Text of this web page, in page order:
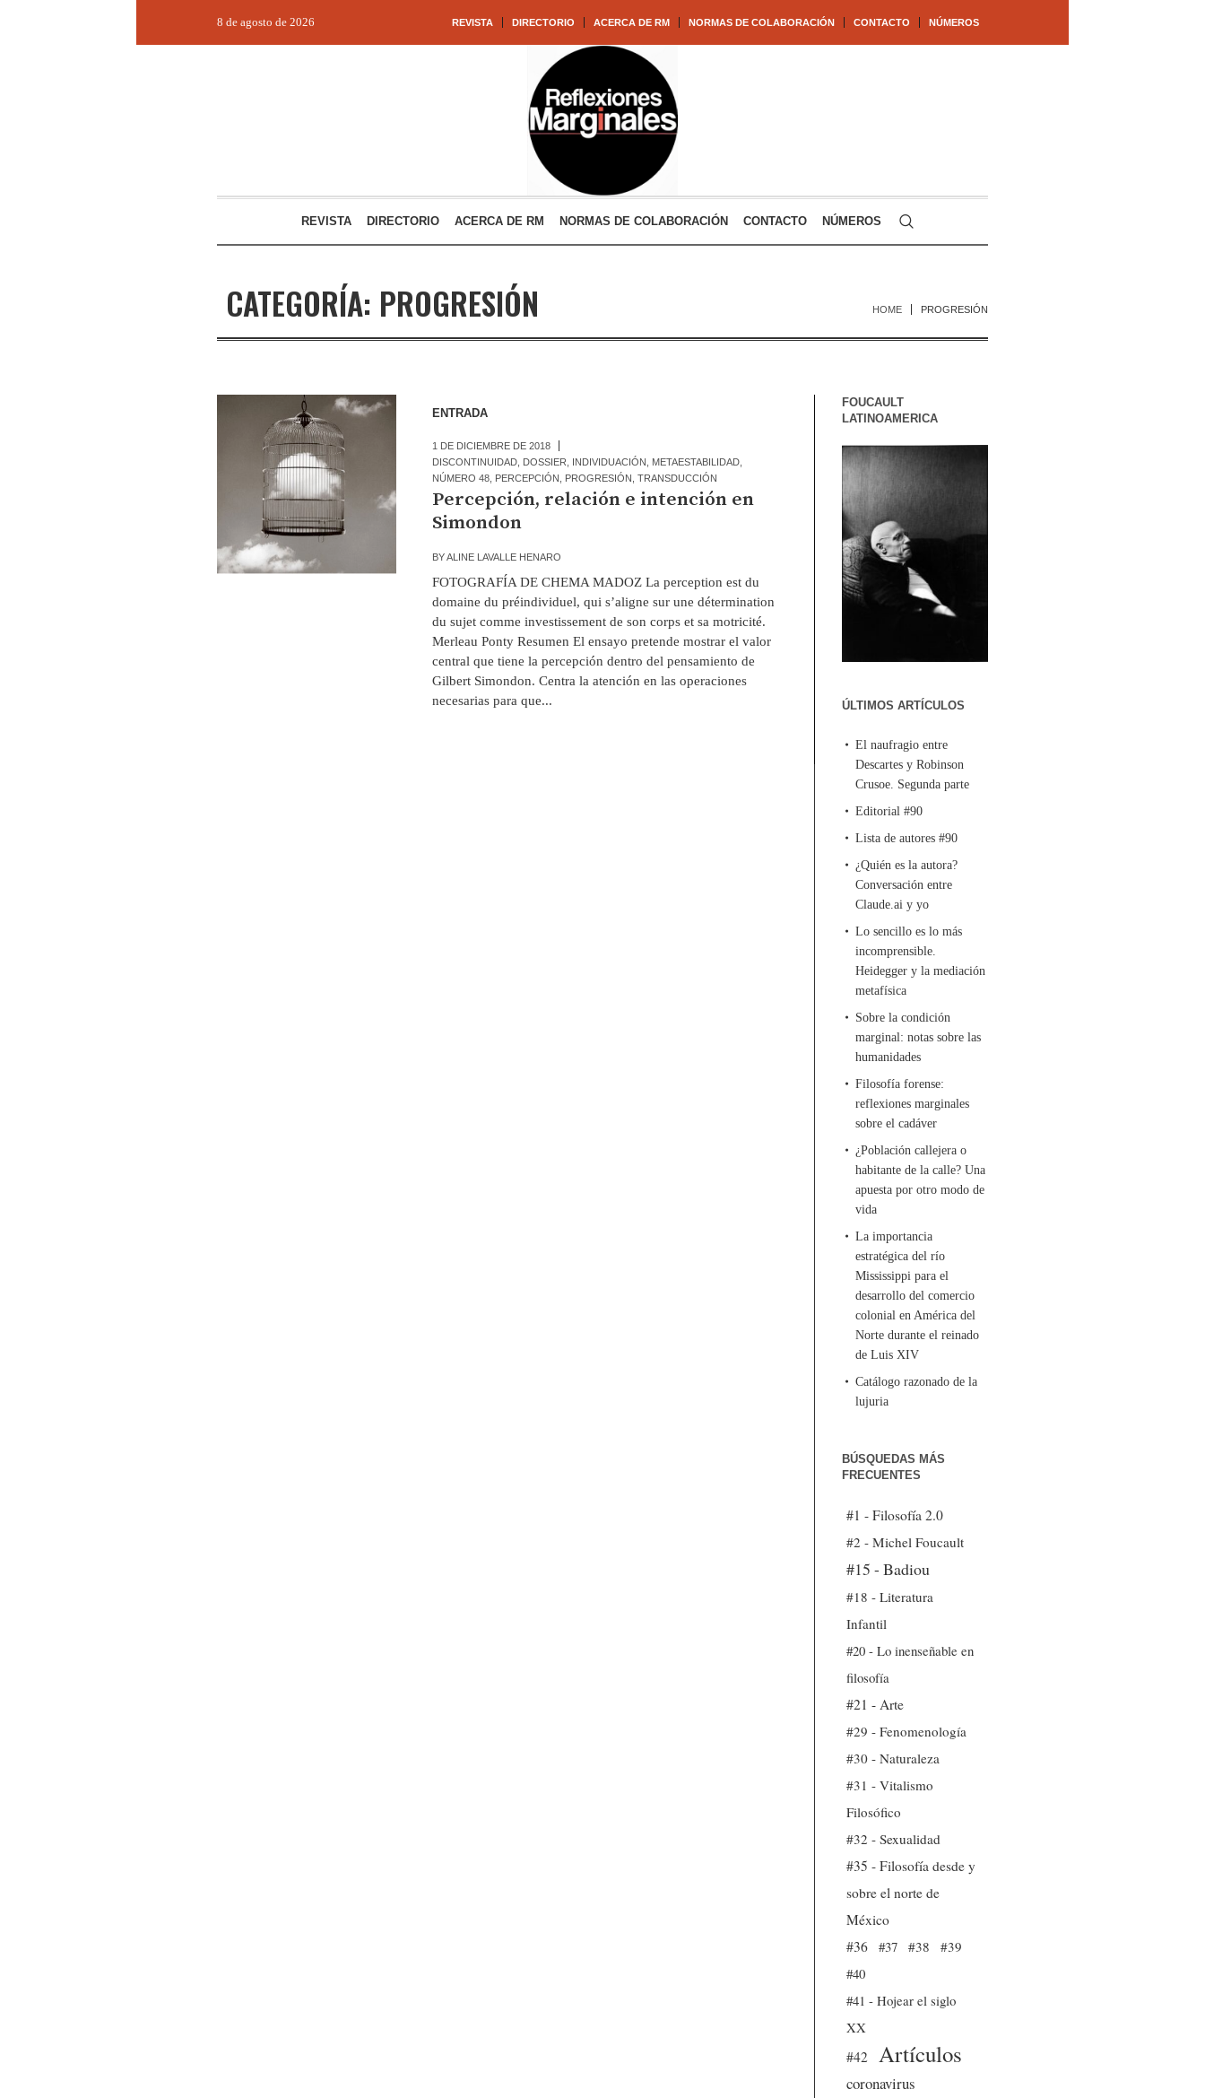
REVISTA DIRECTORIO ACERCA DE RM NORMAS DE COLABORACIÓN CONTACTO NÚMEROS
8 de agosto de 2026
REVISTA DIRECTORIO ACERCA DE RM NORMAS DE COLABORACIÓN CONTACTO NÚMEROS
CATEGORÍA: PROGRESIÓN HOME PROGRESIÓN
ENTRADA
1 DE DICIEMBRE DE 2018
DISCONTINUIDAD, DOSSIER INDIVIDUACIÓN METAESTABILIDAD,
NÚMERO 48, PERCEPCIÓN PROGRESIÓN TRANSDUCCIÓN
Percepción, relación e intención en
Simondon
BYALINE LAVALLE HENARO
FOTOGRAFÍA DE CHEMA MADOZ La perception est du
domaine du préindividuel, qui s’aligne sur une détermination
du sujet comme investissement de son corps et sa motricité.
Merleau Ponty Resumen El ensayo pretende mostrar el valor
central que tiene la percepción dentro del pensamiento de
Gilbert Simondon. Centra la atención en las operaciones
necesarias para que...
FOUCAULT
LATINOAMERICA
ÚLTIMOS ARTÍCULOS
El naufragio entre
Descartes y Robinson
Crusoe. Segunda parte
Editorial #90
Lista de autores #90
¿Quién es la autora?
Conversación entre
Claude.ai y yo
Lo sencillo es lo más
incomprensible.
Heidegger y la mediación
metafísica
Sobre la condición
marginal: notas sobre las
humanidades
Filosofía forense:
reflexiones marginales
sobre el cadáver
¿Población callejera o
habitante de la calle? Una
apuesta por otro modo de
vida
La importancia
estratégica del río
Mississippi para el
desarrollo del comercio
colonial en América del
Norte durante el reinado
de Luis XIV
Catálogo razonado de la
lujuria
BÚSQUEDAS MÁS
FRECUENTES
#1 - Filosofía 2.0
#2 - Michel Foucault
#15 - Badiou
#18 - Literatura
Infantil
#20 - Lo inenseñable en
filosofía
#21 - Arte
#29 - Fenomenología
#30 - Naturaleza
#31 - Vitalismo
Filosófico
#32 - Sexualidad
#35 - Filosofía desde y
sobre el norte de
México
#36
#37 #38
#39
#40
#41 - Hojear el siglo
XX
#42
Artículos
coronavirus